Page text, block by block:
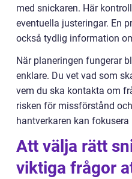
med snickaren. Här
eventuella justeringar. En
också tydlig information
När planeringen fungerar
enklare. Du vet vad som
vem du ska kontakta om
risken för missförstånd
hantverkaren kan
Att välja rätt
viktiga frågor